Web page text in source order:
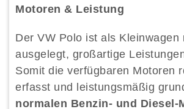
Motoren & Leistung
Der VW Polo ist als Kleinwagen
ausgelegt, großartige
Somit die verfügbaren Motoren
erfasst und leistungsmäßig
normalen Benzin- und Diesel-